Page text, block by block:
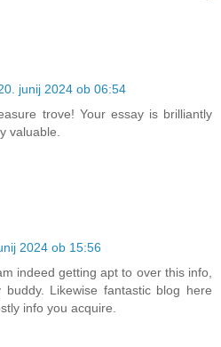
junij 2024 ob 06:54
trove! Your essay is brilliantly
valuable.
2024 ob 15:56
indeed getting apt to over this info,
Likewise fantastic blog here
info you acquire.